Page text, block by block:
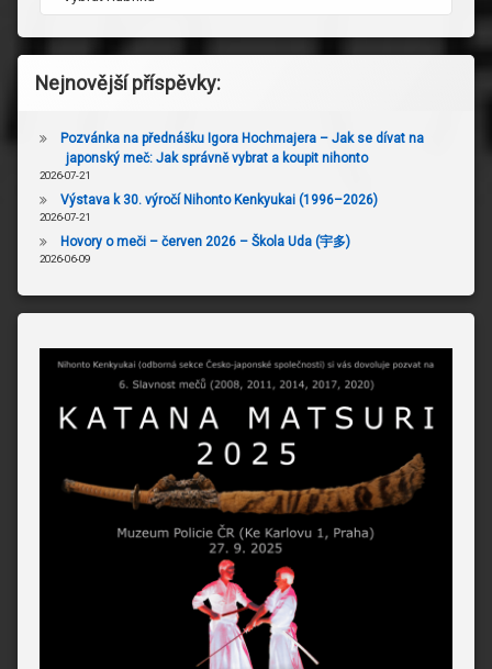
Nejnovější příspěvky:
Pozvánka na přednášku Igora Hochmajera – Jak se dívat na
japonský meč: Jak správně vybrat a koupit nihonto
2026-07-21
Výstava k 30. výročí Nihonto Kenkyukai (1996–2026)
2026-07-21
Hovory o meči – červen 2026 – Škola Uda (宇多)
2026-06-09